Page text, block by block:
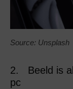
Source: Unsplash
2. Beeld is
pc